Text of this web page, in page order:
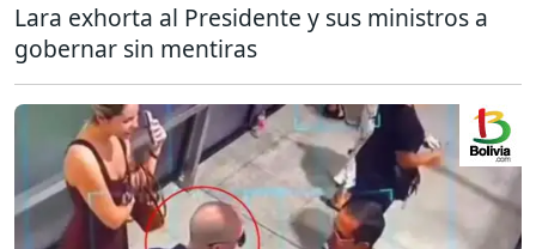
Lara exhorta al Presidente y sus ministros a
gobernar sin mentiras